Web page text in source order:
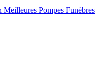
Pompes Funèbres